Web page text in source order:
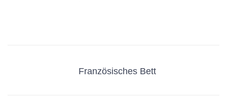
Französisches Bett